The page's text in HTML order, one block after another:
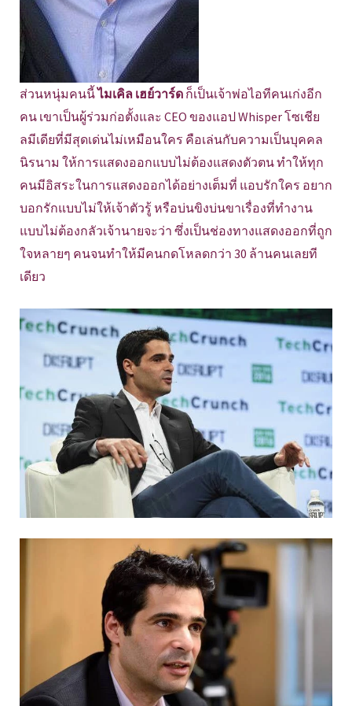
ส่วนหนุ่มคนนี้ไมเคิล เฮย์วาร์ด ก็เป็นเจ้าพ่อไอทีคนเก่งอีก
คน เขาเป็นผู้ร่วมก่อตั้งและ CEO ของแอป Whisper โซเชีย
ลมีเดียที่มีสุดเด่นไม่เหมือนใคร คือเล่นกับความเป็นบุคคล
นิรนาม ให้การแสดงออกแบบไม่ต้องแสดงตัวตน ทำให้ทุก
คนมีอิสระในการแสดงออกได้อย่างเต็มที่ แอบรักใคร อยาก
บอกรักแบบไม่ให้เจ้าตัวรู้ หรือบ่นขิงบ่นขาเรื่องที่ทำงาน
แบบไม่ต้องกลัวเจ้านายจะว่า ซึ่งเป็นช่องทางแสดงออกที่ถูก
ใจหลายๆ คนจนทำให้มีคนกดโหลดกว่า 30 ล้านคนเลยที
เดียว